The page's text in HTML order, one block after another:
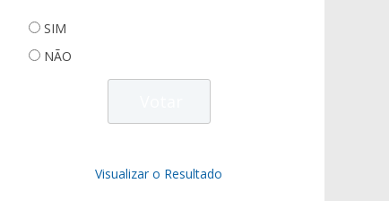
SIM
NÃO
Visualizar o Resultado